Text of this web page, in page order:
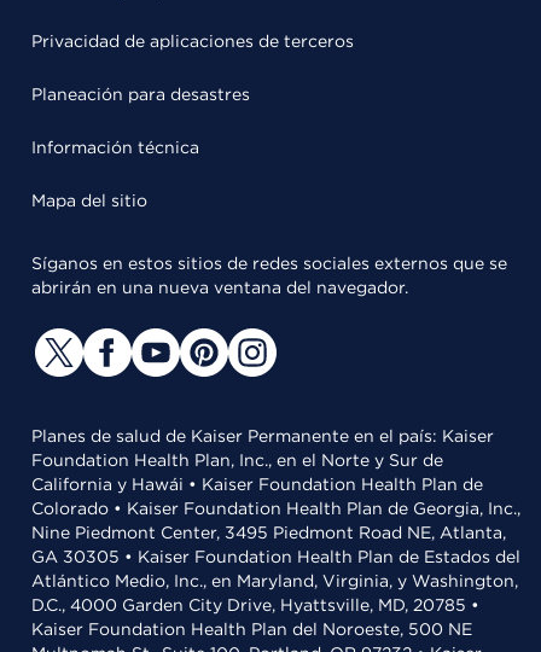
Privacidad de aplicaciones de terceros
Planeación para desastres
Información técnica
Mapa del sitio
Síganos en estos sitios de redes sociales externos que se
abrirán en una nueva ventana del navegador.
Planes de salud de Kaiser Permanente en el país: Kaiser
Foundation Health Plan, Inc., en el Norte y Sur de
California y Hawái • Kaiser Foundation Health Plan de
Colorado • Kaiser Foundation Health Plan de Georgia, Inc.,
Nine Piedmont Center, 3495 Piedmont Road NE, Atlanta,
GA 30305 • Kaiser Foundation Health Plan de Estados del
Atlántico Medio, Inc., en Maryland, Virginia, y Washington,
D.C., 4000 Garden City Drive, Hyattsville, MD, 20785 •
Kaiser Foundation Health Plan del Noroeste, 500 NE